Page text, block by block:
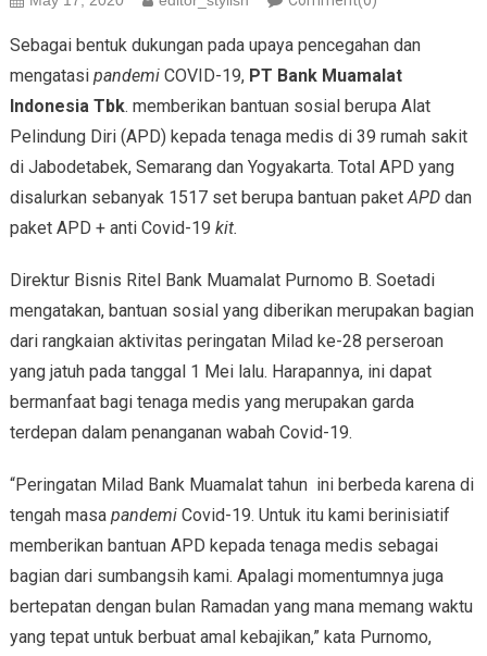
Sebagai bentuk dukungan pada upaya pencegahan dan
mengatasi pandemi COVID-19, PT Bank Muamalat
Indonesia Tbk. memberikan bantuan sosial berupa Alat
Pelindung Diri (APD) kepada tenaga medis di 39 rumah sakit
di Jabodetabek, Semarang dan Yogyakarta. Total APD yang
disalurkan sebanyak 1517 set berupa bantuan paketAPDdan
paket APD + anti Covid-19 kit.
Direktur Bisnis Ritel Bank Muamalat Purnomo B. Soetadi
mengatakan, bantuan sosial yang diberikan merupakan bagian
dari rangkaian aktivitas peringatan Milad ke-28 perseroan
yang jatuh pada tanggal 1 Mei lalu. Harapannya, ini dapat
bermanfaat bagi tenaga medis yang merupakan garda
terdepan dalam penanganan wabah Covid-19.
“Peringatan Milad Bank Muamalat tahun ini berbeda karena di
tengah masa pandemiCovid-19. Untuk itu kami berinisiatif
memberikan bantuan APD kepada tenaga medis sebagai
bagian dari sumbangsih kami. Apalagi momentumnya juga
bertepatan dengan bulan Ramadan yang mana memang waktu
yang tepat untuk berbuat amal kebajikan,” kata Purnomo,